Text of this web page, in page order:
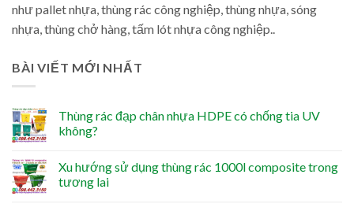
như pallet nhựa, thùng rác công nghiệp, thùng nhựa, sóng
nhựa, thùng chở hàng, tấm lót nhựa công nghiệp..
BÀI VIẾT MỚI NHẤT
Thùng rác đạp chân nhựa HDPE có chống tia UV
không?
Xu hướng sử dụng thùng rác 1000l composite trong
tương lai